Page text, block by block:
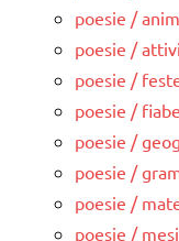
poesie /
poesie /
poesie /
poesie /
poesie /
poesie /
poesie /
poesie /